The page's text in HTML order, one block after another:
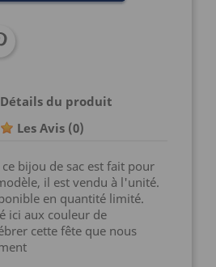
Détails du produit
Les Avis (0)
bijou de sac est fait pour
il est vendu à l'unité.
en quantité limité.
ici aux couleur de
cette fête que nous